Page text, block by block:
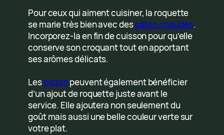
Pour ceux qui aiment cuisiner, la roquette
se marie très bien avec despâtes chaudes.
Incorporez-la en fin de cuisson pour qu’elle
conserve son croquant tout en apportant
ses arômes délicats.
Lespizzaspeuvent également bénéficier
d’un ajout de roquette juste avant le
service. Elle ajoutera non seulement du
goût mais aussi une belle couleur verte sur
votre plat.